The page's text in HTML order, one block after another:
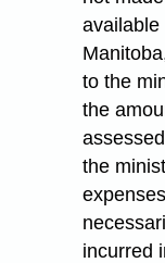
available
to the
the
the
expenses
incurred